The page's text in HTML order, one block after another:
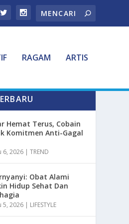
RAGAM ARTIS
Hemat Terus, Cobain
Komitmen Anti-Gagal
6, 2026 |TREND
Obat Alami
Hidup Sehat Dan
5, 2026 | LIFESTYLE